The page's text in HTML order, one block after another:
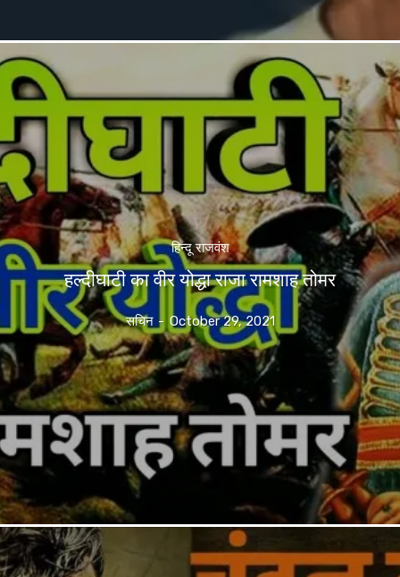
हिन्दू राजवंश
हल्दीघाटी का वीर योद्धा राजा रामशाह तोमर
सचिन - October 29, 2021